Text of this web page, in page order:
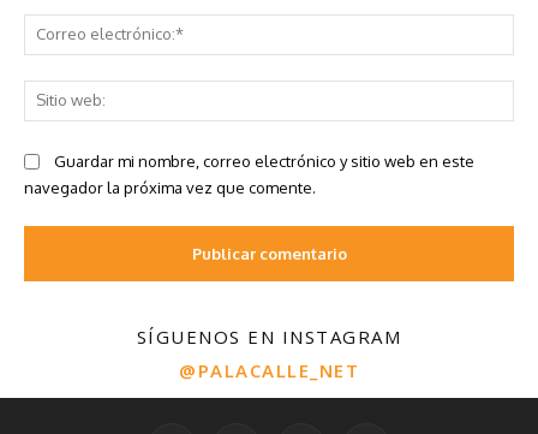
SÍGUENOS EN INSTAGRAM
@PALACALLE_NET